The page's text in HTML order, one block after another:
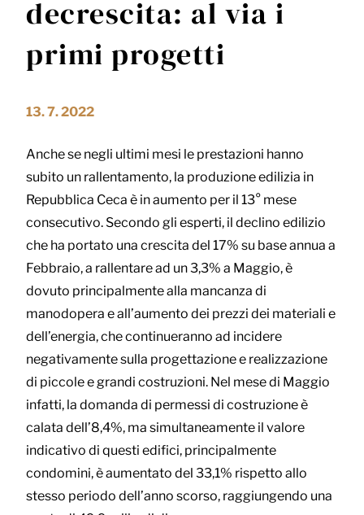
decrescita: al via i
primi progetti
13. 7. 2022
Anche se negli ultimi mesi le prestazioni hanno
subito un rallentamento, la produzione edilizia in
Repubblica Ceca è in aumento per il 13° mese
consecutivo. Secondo gli esperti, il declino edilizio
che ha portato una crescita del 17% su base annua a
Febbraio, a rallentare ad un 3,3% a Maggio, è
dovuto principalmente alla mancanza di
manodopera e all’aumento dei prezzi dei materiali e
dell’energia, che continueranno ad incidere
negativamente sulla progettazione e realizzazione
di piccole e grandi costruzioni. Nel mese di Maggio
infatti, la domanda di permessi di costruzione è
calata dell’8,4%, ma simultaneamente il valore
indicativo di questi edifici, principalmente
condomini, è aumentato del 33,1% rispetto allo
stesso periodo dell’anno scorso, raggiungendo una